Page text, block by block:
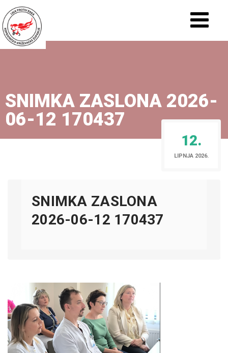
SNIMKA ZASLONA 2026-
06-12 170437
12.
LIPNJA 2026.
SNIMKA ZASLONA
2026-06-12 170437